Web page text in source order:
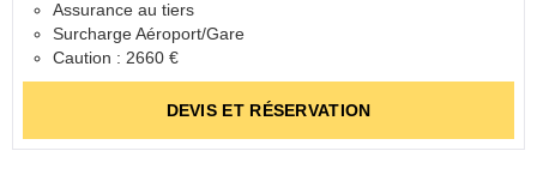
Assurance au tiers
Surcharge Aéroport/Gare
Caution : 2660 €
DEVIS ET RÉSERVATION